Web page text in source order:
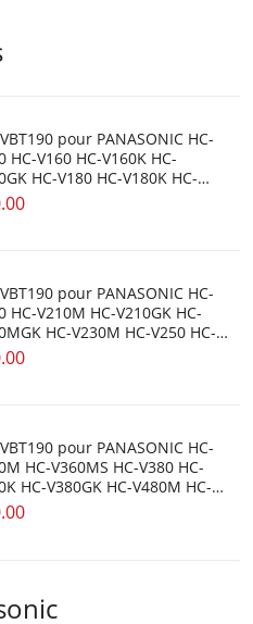
pour PANASONIC HC-
HC-V160 HC-V160K HC-
HC-V180 HC-V180K HC-
HC-V201
pour PANASONIC HC-
HC-V210M HC-V210GK HC-
HC-V230M HC-V250 HC-
HC-V270GK
pour PANASONIC HC-
HC-V360MS HC-V380 HC-
HC-V380GK HC-V480M HC-
HC-V510